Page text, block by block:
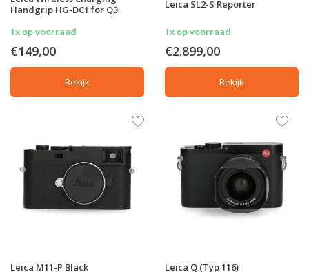
Handgrip HG-DC1 for Q3
1x op voorraad
€149,00
Bekijk
Leica SL2-S Reporter
1x op voorraad
€2.899,00
Bekijk
Leica M11-P Black Leica Q (Typ 116)